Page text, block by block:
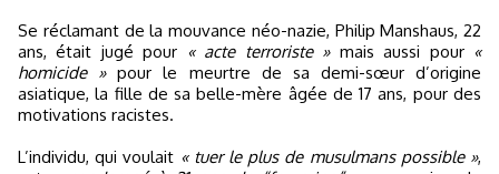
Se réclamant de la mouvance néo-nazie, Philip Manshaus, 22
ans, était jugé pour « acte terroriste »mais aussi pour «
homicide »pour le meurtre de sa demi-sœur d’origine
asiatique, la fille de sa belle-mère âgée de 17 ans, pour des
motivations racistes.
L’individu, qui voulait « tuer le plus de musulmans possible »,